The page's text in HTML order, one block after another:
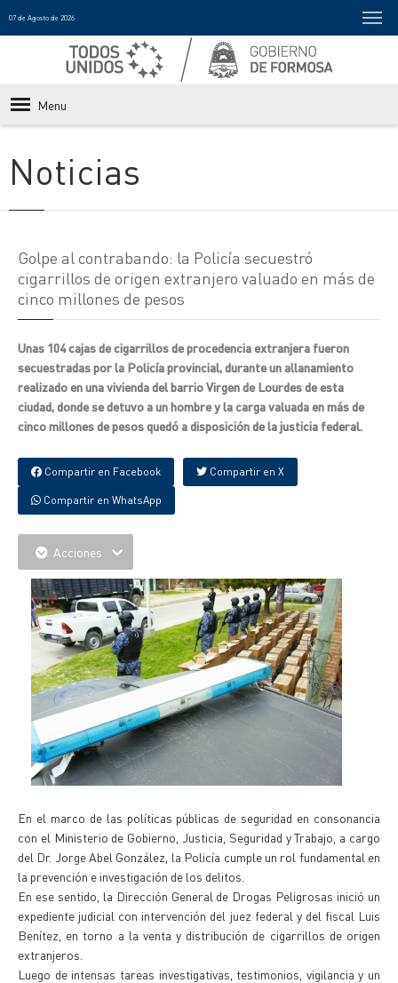
07 de Agosto de 2026
Menu
Noticias
Golpe al contrabando: la Policía secuestró
cigarrillos de origen extranjero valuado en más de
cinco millones de pesos
Unas 104 cajas de cigarrillos de procedencia extranjera fueron
secuestradas por la Policía provincial, durante un allanamiento
realizado en una vivienda del barrio Virgen de Lourdes de esta
ciudad, donde se detuvo a un hombre y la carga valuada en más de
cinco millones de pesos quedó a disposición de la justicia federal.
Compartir en Facebook Compartir en X
Compartir en WhatsApp
Acciones
En el marco de las políticas públicas de seguridad en consonancia
con el Ministerio de Gobierno, Justicia, Seguridad y Trabajo, a cargo
del Dr. Jorge Abel González, la Policía cumple un rol fundamental en
la prevención e investigación de los delitos.
En ese sentido, la Dirección General de Drogas Peligrosas inició un
expediente judicial con intervención del juez federal y del fiscal Luis
Benítez, en torno a la venta y distribución de cigarrillos de origen
extranjeros.
Luego de intensas tareas investigativas, testimonios, vigilancia y un